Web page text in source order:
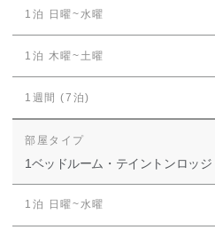
1ベッドルーム・テイントンロッジ